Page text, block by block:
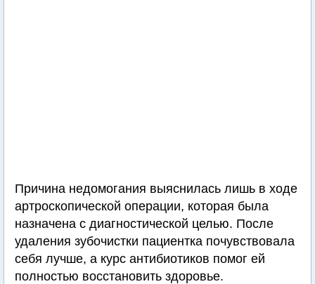
Причина недомогания выяснилась лишь в ходе
артроскопической операции, которая была
назначена с диагностической целью. После
удаления зубочистки пациентка почувствовала
себя лучше, а курс антибиотиков помог ей
полностью восстановить здоровье.